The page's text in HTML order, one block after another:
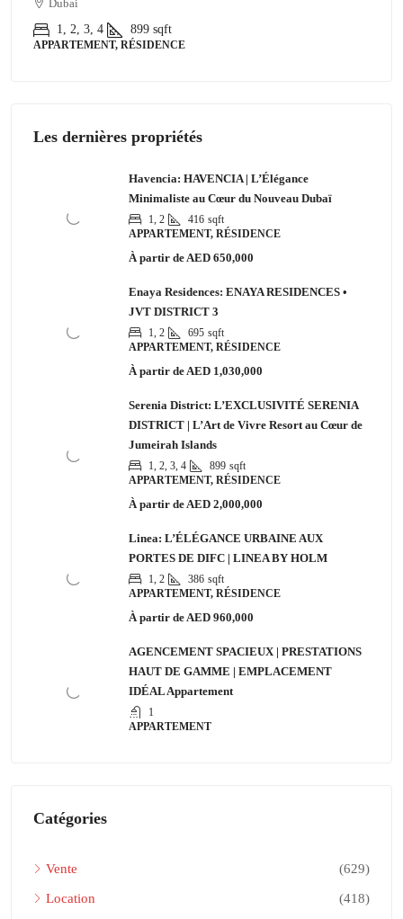
Dubai
1, 2, 3, 4
899 sqft
APPARTEMENT, RÉSIDENCE
Les dernières propriétés
Havencia: HAVENCIA | L’Élégance
Minimaliste au Cœur du Nouveau Dubaï
1, 2 416 sqft
APPARTEMENT, RÉSIDENCE
À partir de AED 650,000
Enaya Residences: ENAYA RESIDENCES •
JVT DISTRICT 3
1, 2 695 sqft
APPARTEMENT, RÉSIDENCE
À partir de AED 1,030,000
Serenia District: L’EXCLUSIVITÉ SERENIA
DISTRICT | L’Art de Vivre Resort au Cœur de
Jumeirah Islands
1, 2, 3, 4 899 sqft
APPARTEMENT, RÉSIDENCE
À partir de AED 2,000,000
Linea: L’ÉLÉGANCE URBAINE AUX
PORTES DE DIFC | LINEA BY HOLM
1, 2 386 sqft
APPARTEMENT, RÉSIDENCE
À partir de AED 960,000
AGENCEMENT SPACIEUX | PRESTATIONS
HAUT DE GAMME | EMPLACEMENT
IDÉAL Appartement
1
APPARTEMENT
Catégories
Vente (629)
Location (418)